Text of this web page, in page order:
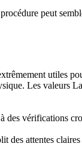
peut
utiles
Les valeurs
des vérifications
attentes